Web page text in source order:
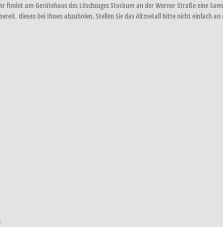
findet am Gerätehaus des Löschzuges Stockum an der Werner Straße eine
diesen bei Ihnen abzuholen. Stellen Sie das Altmetall bitte nicht einfach